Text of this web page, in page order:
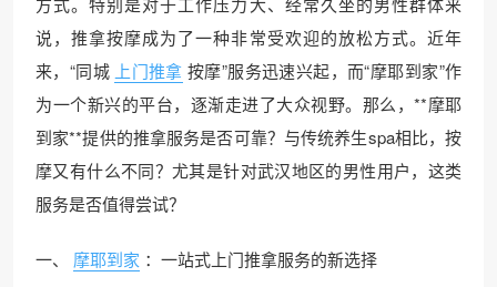
说，推拿按摩成为了一种非常受欢迎的放松方式。近年
来，“同城 上门推拿 按摩”服务迅速兴起，而“摩耶到家”作
为一个新兴的平台，逐渐走进了大众视野。那么，**摩耶
到家**提供的推拿服务是否可靠？与传统养生spa相比，按
摩又有什么不同？尤其是针对武汉地区的男性用户，这类
服务是否值得尝试？
一、 摩耶到家 ：一站式上门推拿服务的新选择